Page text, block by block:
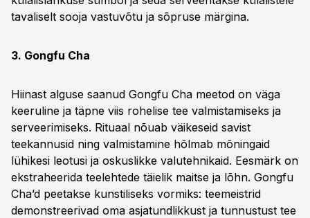
tavaliselt sooja vastuvõtu ja sõpruse märgina.
3. Gongfu Cha
Hiinast alguse saanud Gongfu Cha meetod on väga
keeruline ja täpne viis rohelise tee valmistamiseks ja
serveerimiseks. Rituaal nõuab väikeseid savist
teekannusid ning valmistamine hõlmab mõningaid
lühikesi leotusi ja oskuslikke valutehnikaid. Eesmärk on
ekstraheerida teelehtede täielik maitse ja lõhn. Gongfu
Cha’d peetakse kunstiliseks vormiks: teemeistrid
demonstreerivad oma asjatundlikkust ja tunnustust tee